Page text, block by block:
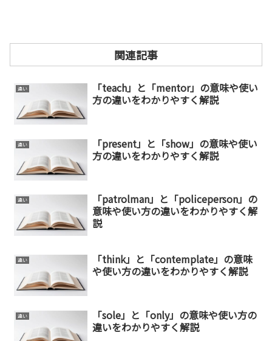
関連記事
違い
「teach」と「mentor」の意味や使い
方の違いをわかりやすく解説
違い
「present」と「show」の意味や使い
方の違いをわかりやすく解説
違い
「patrolman」と「policeperson」の
意味や使い方の違いをわかりやすく解
説
違い
「think」と「contemplate」の意味
や使い方の違いをわかりやすく解説
違い
「sole」と「only」の意味や使い方の
違いをわかりやすく解説